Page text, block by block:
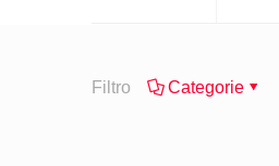
Filtro Categorie